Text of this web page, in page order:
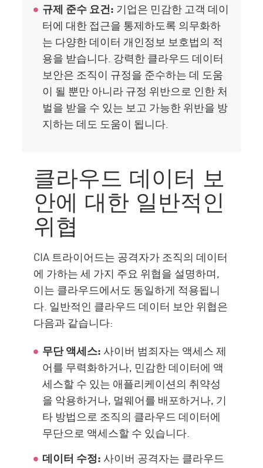
규제 준수 요건: 기업은 민감한 고객 데이
터에 대한 접근을 통제하도록 의무화하
는 다양한 데이터 개인정보 보호법의 적
용을 받습니다. 강력한 클라우드 데이터
보안은 조직이 규정을 준수하는 데 도움
이 될 뿐만 아니라 규정 위반으로 인한 처
벌을 받을 수 있는 보고 가능한 위반을 방
지하는 데도 도움이 됩니다.
클라우드 데이터 보
안에 대한 일반적인
위협
CIA 트라이어드는 공격자가 조직의 데이터
에 가하는 세 가지 주요 위협을 설명하며,
이는 클라우드에서도 동일하게 적용됩니
다. 일반적인 클라우드 데이터 보안 위협은
다음과 같습니다:
무단 액세스: 사이버 범죄자는 액세스 제
어를 무력화하거나, 민감한 데이터에 액
세스할 수 있는 애플리케이션의 취약성
을 악용하거나, 멀웨어를 배포하거나, 기
타 방법으로 조직의 클라우드 데이터에
무단으로 액세스할 수 있습니다.
데이터 수정: 사이버 공격자는 클라우드